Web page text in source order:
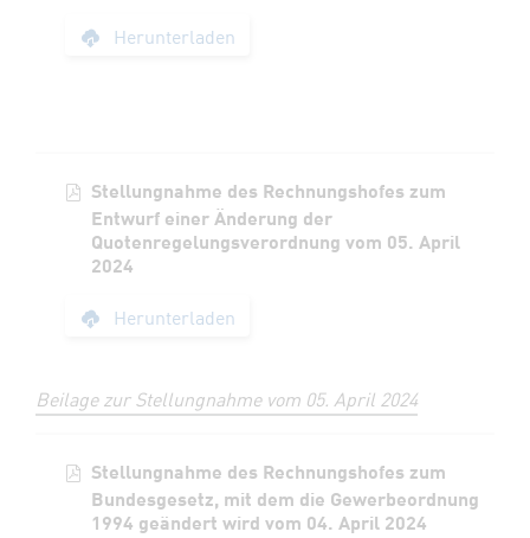
Stellungnahme
Herunterladen
Stellungnahme des Rechnungshofes zum
Entwurf einer Änderung der
Quotenregelungsverordnung vom 05. April
2024
Stellungnahme
Herunterladen
Beilage zur Stellungnahme vom 05. April 2024
Stellungnahme des Rechnungshofes zum
Bundesgesetz, mit dem die Gewerbeordnung
1994 geändert wird vom 04. April 2024